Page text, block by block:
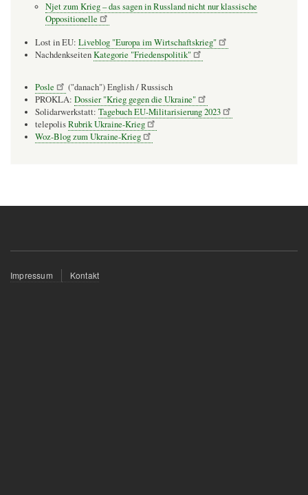
Njet zum Krieg – das sagen in Russland nicht nur klassische
Oppositionelle
Lost in EU: Liveblog "Europa im Wirtschaftskrieg"
NachdenkseitenKategorie "Friedenspolitik"
Posle
("danach") English / Russisch
PROKLA: Dossier "Krieg gegen die Ukraine"
Solidarwerkstatt: Tagebuch EU-Militarisierung 2023
telepolisRubrik Ukraine-Krieg
Woz-Blog zum Ukraine-Krieg
Fußzeilenmenü
Impressum Kontakt